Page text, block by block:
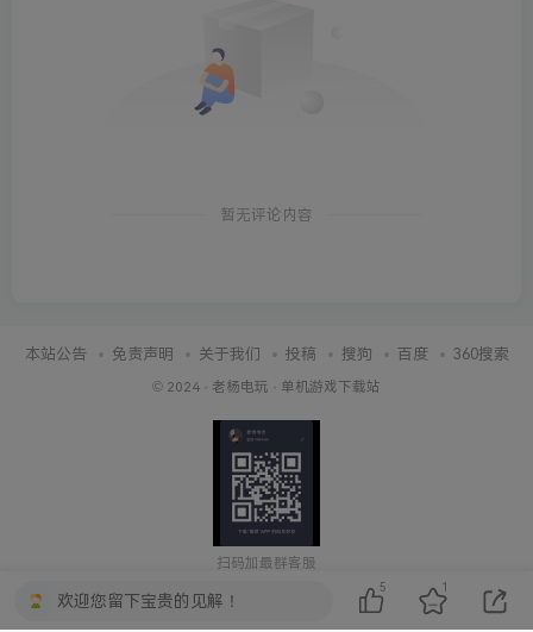
暂无评论内容
本站公告 免责声明 关于我们 投稿 搜狗 百度 360搜索
© 2024 · 老杨电玩 · 单机游戏下载站
扫码加最群客服
欢迎您留下宝贵的见解！
5 1